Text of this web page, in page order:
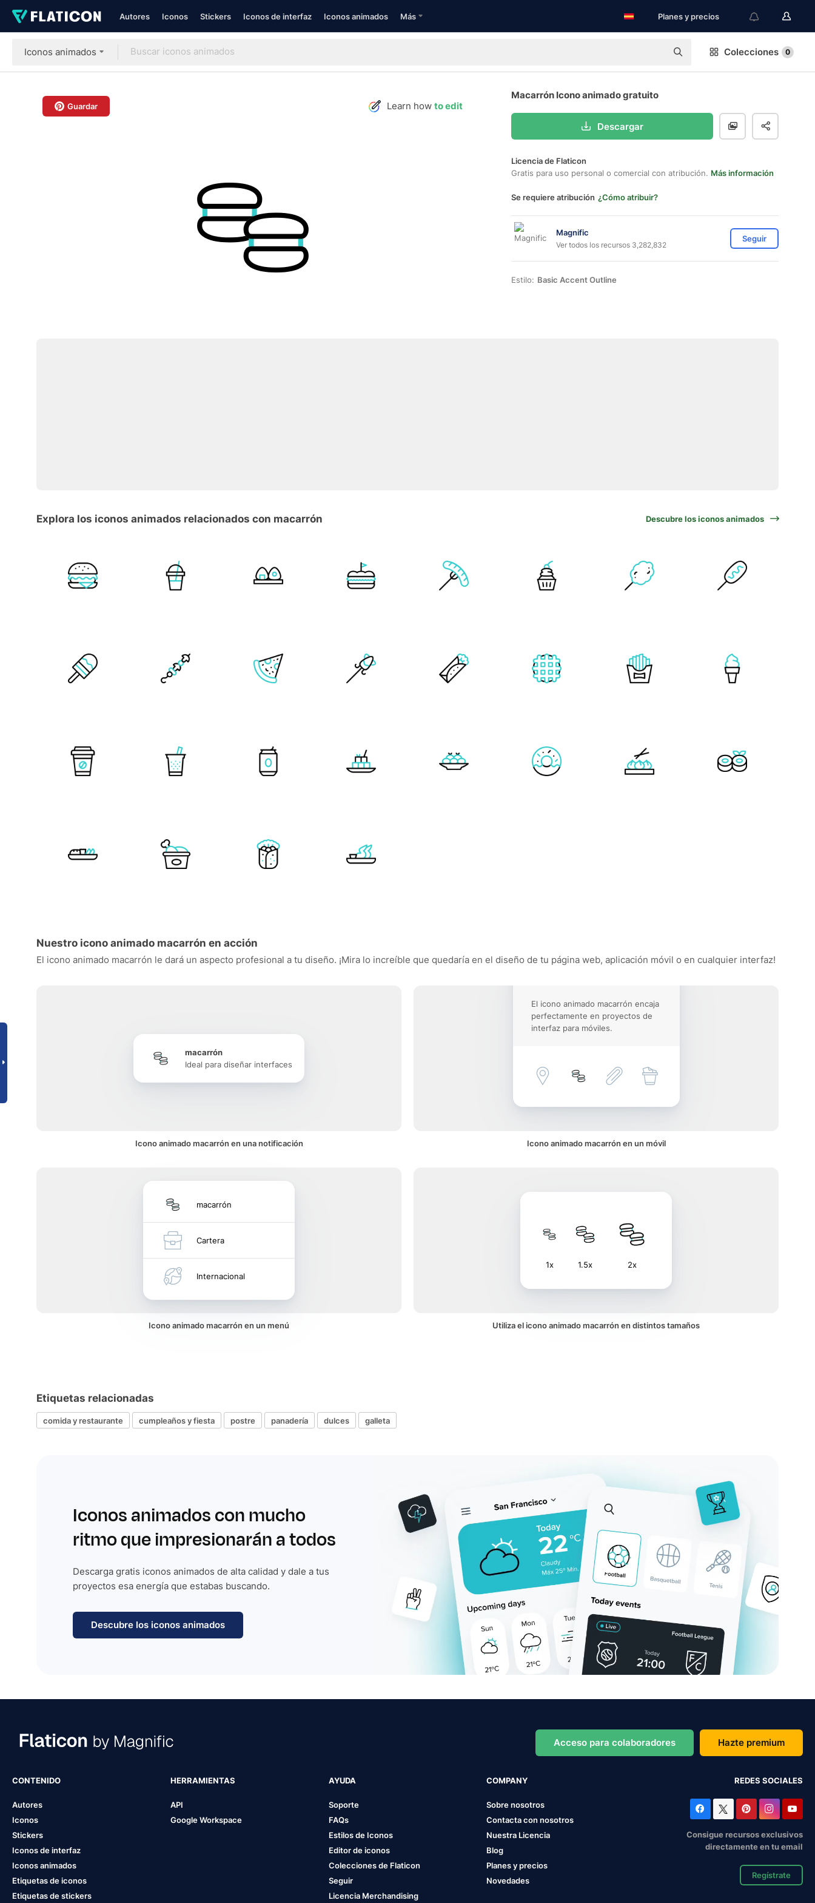
Autores Iconos Stickers Iconos de interfaz Iconos animados Más Planes y precios
Iconos animados Colecciones 0
Guardar Learn how to edit
Macarrón Icono animado gratuito
Descargar
Licencia de Flaticon
Gratis para uso personal o comercial con atribución. Más información
Se requiere atribución ¿Cómo atribuir?
Magnific
Ver todos los recursos 3,282,832
Seguir
Estilo: Basic Accent Outline
Explora los iconos animados relacionados con macarrón Descubre los iconos animados
Nuestro icono animado macarrón en acción
El icono animado macarrón le dará un aspecto profesional a tu diseño. ¡Mira lo increíble que quedaría en el diseño de tu página web, aplicación móvil o en cualquier interfaz!
macarrón
Ideal para diseñar interfaces
Icono animado macarrón en una notificación
El icono animado macarrón encaja
perfectamente en proyectos de
interfaz para móviles.
Icono animado macarrón en un móvil
macarrón
Cartera
Internacional
Icono animado macarrón en un menú
1x 1.5x 2x
Utiliza el icono animado macarrón en distintos tamaños
Etiquetas relacionadas
comida y restaurante cumpleaños y fiesta postre panadería dulces galleta
Iconos animados con mucho
ritmo que impresionarán a todos
Descarga gratis iconos animados de alta calidad y dale a tus
proyectos esa energía que estabas buscando.
Descubre los iconos animados
Acceso para colaboradores Hazte premium
CONTENIDO
Autores
Iconos
Stickers
Iconos de interfaz
Iconos animados
Etiquetas de iconos
Etiquetas de stickers
HERRAMIENTAS
API
Google Workspace
AYUDA
Soporte
FAQs
Estilos de Iconos
Editor de iconos
Colecciones de Flaticon
Seguir
Licencia Merchandising
COMPANY
Sobre nosotros
Contacta con nosotros
Nuestra Licencia
Blog
Planes y precios
Novedades
REDES SOCIALES
Consigue recursos exclusivos
directamente en tu email
Regístrate